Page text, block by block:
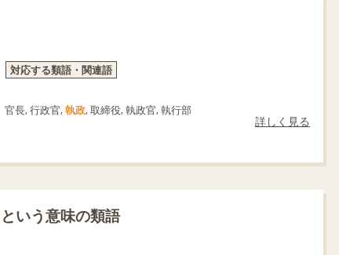
対応する類語・関連語
官長, 行政官,執政, 取締役, 執政官, 執行部
詳しく見る
いう意味の類語